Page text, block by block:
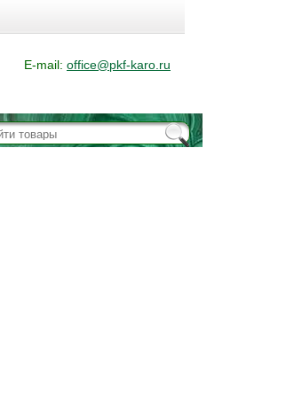
E-mail: office@pkf-karo.ru